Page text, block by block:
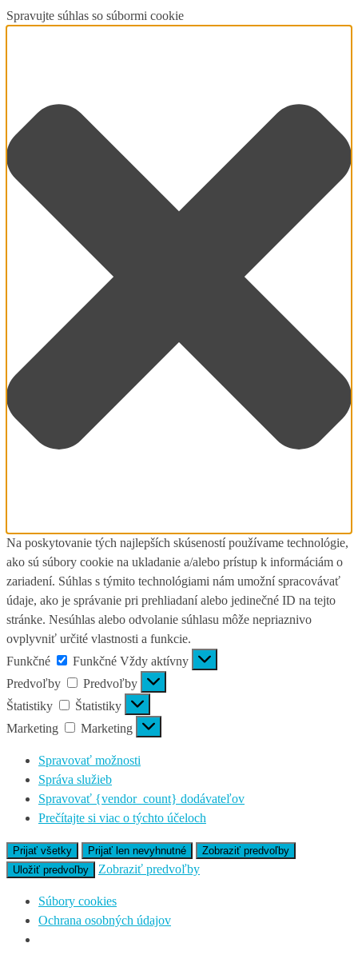
Spravujte súhlas so súbormi cookie
Na poskytovanie tých najlepších skúseností používame technológie,
ako sú súbory cookie na ukladanie a/alebo prístup k informáciám o
zariadení. Súhlas s týmito technológiami nám umožní spracovávať
údaje, ako je správanie pri prehliadaní alebo jedinečné ID na tejto
stránke. Nesúhlas alebo odvolanie súhlasu môže nepriaznivo
ovplyvniť určité vlastnosti a funkcie.
Funkčné
Funkčné Vždy aktívny
Predvoľby
Predvoľby
Štatistiky
Štatistiky
Marketing
Marketing
Spravovať možnosti
Správa služieb
Spravovať {vendor_count} dodávateľov
Prečítajte si viac o týchto účeloch
Prijať všetky Prijať len nevyhnutné
Zobraziť predvoľby
Uložiť predvoľby
Zobraziť predvoľby
Súbory cookies
Ochrana osobných údajov